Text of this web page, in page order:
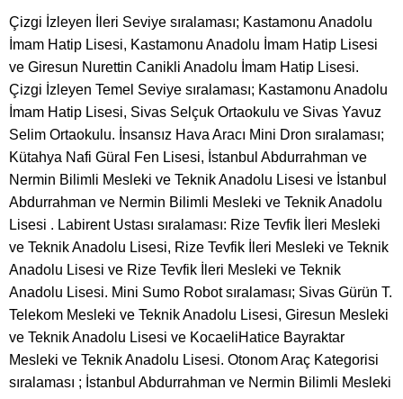
Çizgi İzleyen İleri Seviye sıralaması; Kastamonu Anadolu
İmam Hatip Lisesi, Kastamonu Anadolu İmam Hatip Lisesi
ve Giresun Nurettin Canikli Anadolu İmam Hatip Lisesi.
Çizgi İzleyen Temel Seviye sıralaması; Kastamonu Anadolu
İmam Hatip Lisesi, Sivas Selçuk Ortaokulu ve Sivas Yavuz
Selim Ortaokulu. İnsansız Hava Aracı Mini Dron sıralaması;
Kütahya Nafi Güral Fen Lisesi, İstanbul Abdurrahman ve
Nermin Bilimli Mesleki ve Teknik Anadolu Lisesi ve İstanbul
Abdurrahman ve Nermin Bilimli Mesleki ve Teknik Anadolu
Lisesi . Labirent Ustası sıralaması: Rize Tevfik İleri Mesleki
ve Teknik Anadolu Lisesi, Rize Tevfik İleri Mesleki ve Teknik
Anadolu Lisesi ve Rize Tevfik İleri Mesleki ve Teknik
Anadolu Lisesi. Mini Sumo Robot sıralaması; Sivas Gürün T.
Telekom Mesleki ve Teknik Anadolu Lisesi, Giresun Mesleki
ve Teknik Anadolu Lisesi ve KocaeliHatice Bayraktar
Mesleki ve Teknik Anadolu Lisesi. Otonom Araç Kategorisi
sıralaması ; İstanbul Abdurrahman ve Nermin Bilimli Mesleki